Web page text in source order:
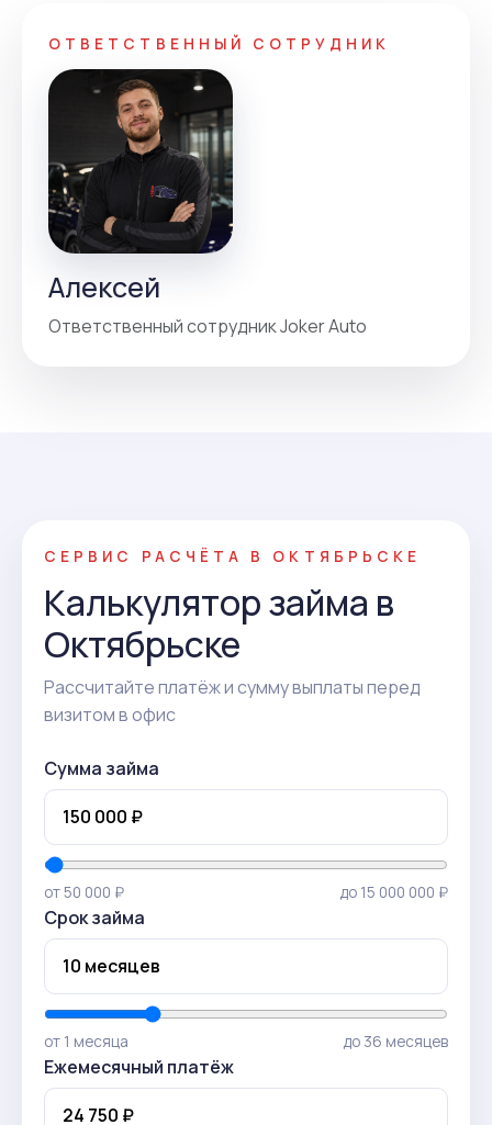
ОТВЕТСТВЕННЫЙ СОТРУДНИК
Алексей
Ответственный сотрудник Joker Auto
СЕРВИС РАСЧЁТА В ОКТЯБРЬСКЕ
Калькулятор займа в
Октябрьске
Рассчитайте платёж и сумму выплаты перед
визитом в офис
Сумма займа
от 50 000 ₽ до 15 000 000 ₽
Срок займа
от 1 месяца до 36 месяцев
Ежемесячный платёж